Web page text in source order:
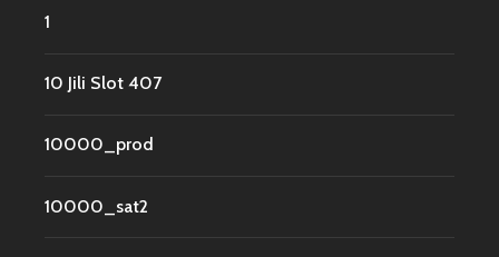
1
10 Jili Slot 407
10000_prod
10000_sat2